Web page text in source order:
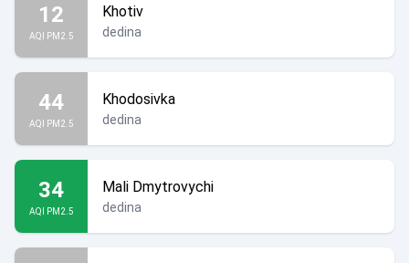
12
AQI PM2.5
Khotiv
dedina
44
AQI PM2.5
Khodosivka
dedina
34
AQI PM2.5
Mali Dmytrovychi
dedina